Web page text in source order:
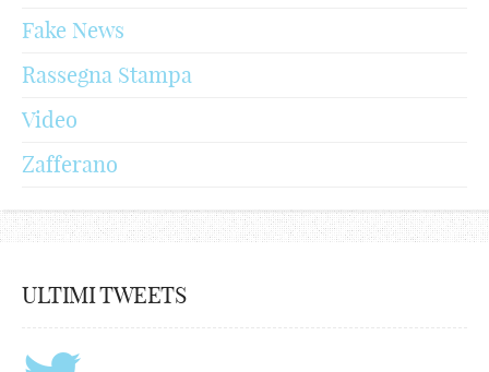
Fake News
Rassegna Stampa
Video
Zafferano
ULTIMI TWEETS